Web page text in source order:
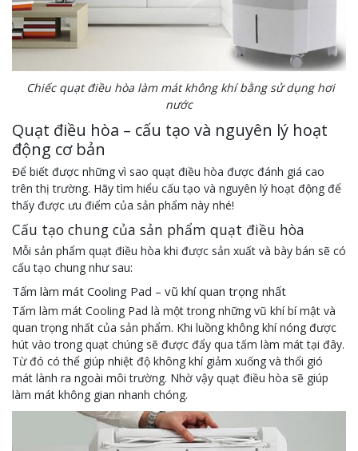
Chiếc quạt điều hòa làm mát không khí bằng sử dụng hơi
nước
Quạt điều hòa – cấu tạo và nguyên lý hoạt
động cơ bản
Để biết được những vì sao quạt điều hòa được đánh giá cao
trên thị trường. Hãy tìm hiểu cấu tạo và nguyên lý hoạt động để
thấy được ưu điểm của sản phẩm này nhé!
Cấu tạo chung của sản phẩm quạt điều hòa
Mỗi sản phẩm quạt điều hòa khi được sản xuất và bày bán sẽ có
cấu tạo chung như sau:
Tấm làm mát Cooling Pad – vũ khí quan trọng nhất
Tấm làm mát Cooling Pad là một trong những vũ khí bí mật và
quan trọng nhất của sản phẩm. Khi luồng không khí nóng được
hút vào trong quạt chúng sẽ được đẩy qua tấm làm mát tại đây.
Từ đó có thể giúp nhiệt độ không khí giảm xuống và thổi gió
mát lành ra ngoài môi trường. Nhờ vậy quạt điều hòa sẽ giúp
làm mát không gian nhanh chóng.